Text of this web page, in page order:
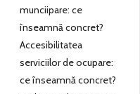
munciipare: ce
înseamnă concret?
Accesibilitatea
serviciilor de ocupare:
ce înseamnă concret?